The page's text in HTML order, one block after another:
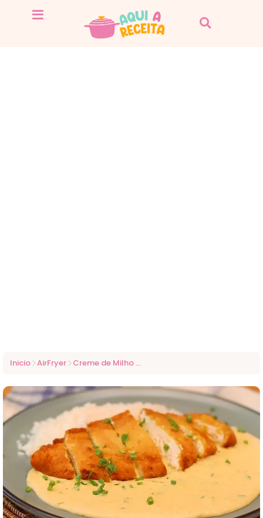
Inicio AirFryer Creme de Milho Cremoso com Frango à Milanesa: Sabor e Crocância sem Complicação